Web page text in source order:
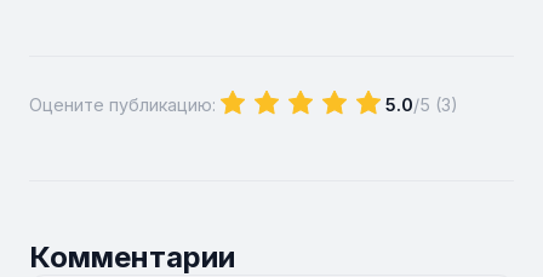
Оцените публикацию: 5.0/5 (3)
Комментарии